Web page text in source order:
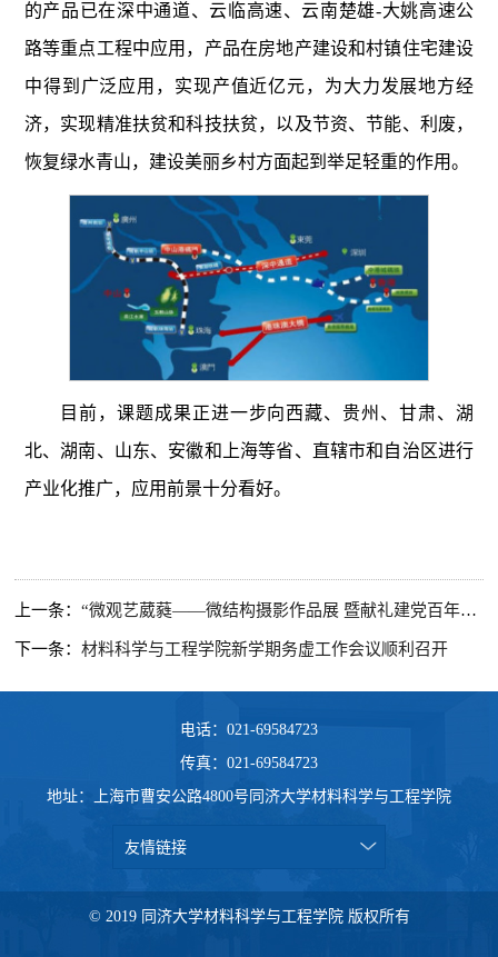
的产品已在深中通道、云临高速、云南楚雄-大姚高速公
路等重点工程中应用，产品在房地产建设和村镇住宅建设
中得到广泛应用，实现产值近亿元，为大力发展地方经
济，实现精准扶贫和科技扶贫，以及节资、节能、利废，
恢复绿水青山，建设美丽乡村方面起到举足轻重的作用。
目前，课题成果正进一步向西藏、贵州、甘肃、湖
北、湖南、山东、安徽和上海等省、直辖市和自治区进行
产业化推广，应用前景十分看好。
上一条：“微观艺葳蕤——微结构摄影作品展 暨献礼建党百年材料学科文化月”系列活动开幕
下一条：材料科学与工程学院新学期务虚工作会议顺利召开
电话：021-69584723
传真：021-69584723
地址：上海市曹安公路4800号同济大学材料科学与工程学院
友情链接
© 2019 同济大学材料科学与工程学院 版权所有